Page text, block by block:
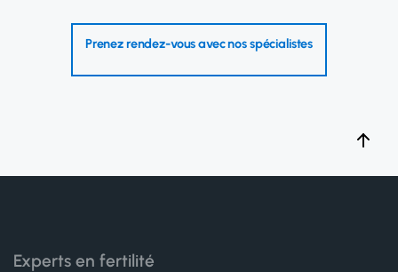
Prenez rendez-vous avec nos spécialistes
Experts en fertilité